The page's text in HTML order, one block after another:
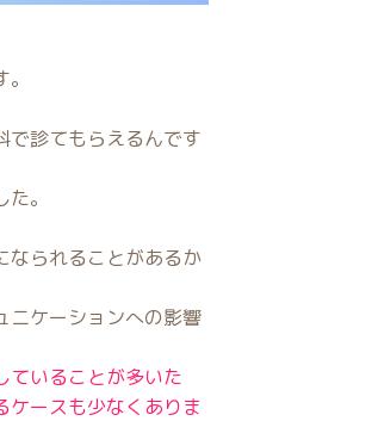
で診てもらえるんです
。
なられることがあるか
ニケーションへの影響
ていることが多いた
ケースも少なくありま